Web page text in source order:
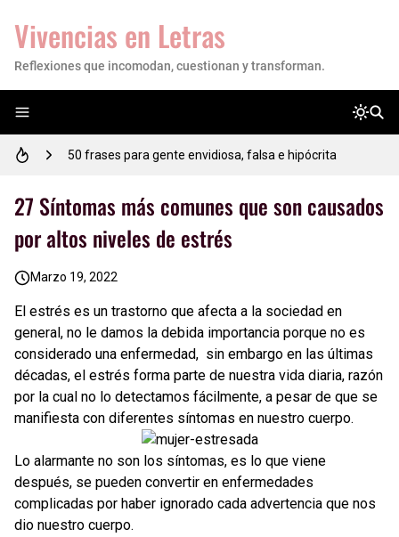
Vivencias en Letras
Reflexiones que incomodan, cuestionan y transforman.
Empoderando tu Camino: 17 Reflexiones de Motivación para Estudiantes
50 frases para gente envidiosa, falsa e hipócrita
53 FRASES sabias importantes para reflexionar tu vida
✎Reflexión para un estudiante✍
20 Lindas Portadas para Facebook con Frases para Reflexionar
27 Síntomas más comunes que son causados
por altos niveles de estrés
Marzo 19, 2022
El estrés es un trastorno que afecta a la sociedad en
general, no le damos la debida importancia porque no es
considerado una enfermedad, sin embargo en las últimas
décadas, el estrés forma parte de nuestra vida diaria, razón
por la cual no lo detectamos fácilmente, a pesar de que se
manifiesta con diferentes síntomas en nuestro cuerpo.
Lo alarmante no son los síntomas, es lo que viene
después, se pueden convertir en enfermedades
complicadas por haber ignorado cada advertencia que nos
dio nuestro cuerpo.